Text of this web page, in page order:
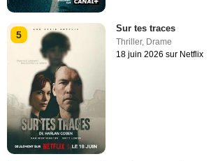
5
Sur tes traces
Thriller, Drame
18 juin 2026 sur Netflix